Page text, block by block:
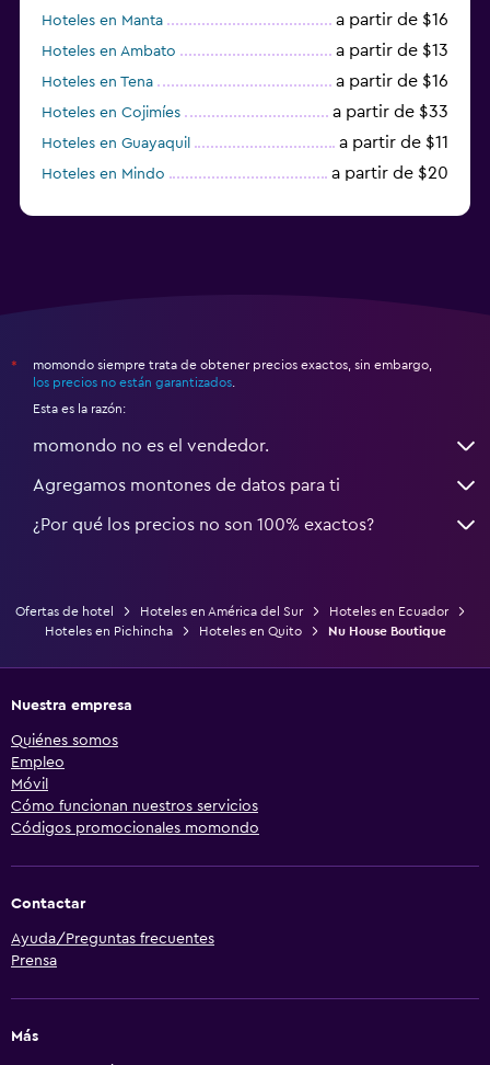
Hoteles en Manta a partir de $16
Hoteles en Ambato a partir de $13
Hoteles en Tena a partir de $16
Hoteles en Cojimíes a partir de $33
Hoteles en Guayaquil a partir de $11
Hoteles en Mindo a partir de $20
*
momondo siempre trata de obtener precios exactos, sin embargo,
los precios no están garantizados
Esta es la razón:
momondo no es el vendedor.
Agregamos montones de datos para ti
¿Por qué los precios no son 100% exactos?
Ofertas de hotel Hoteles en América del Sur
Hoteles en Ecuador
Hoteles en Pichincha
Hoteles en Quito Nu House Boutique
Nuestra empresa
Quiénes somos
Empleo
Móvil
Cómo funcionan nuestros servicios
Códigos promocionales momondo
Contactar
Ayuda/Preguntas frecuentes
Prensa
Más